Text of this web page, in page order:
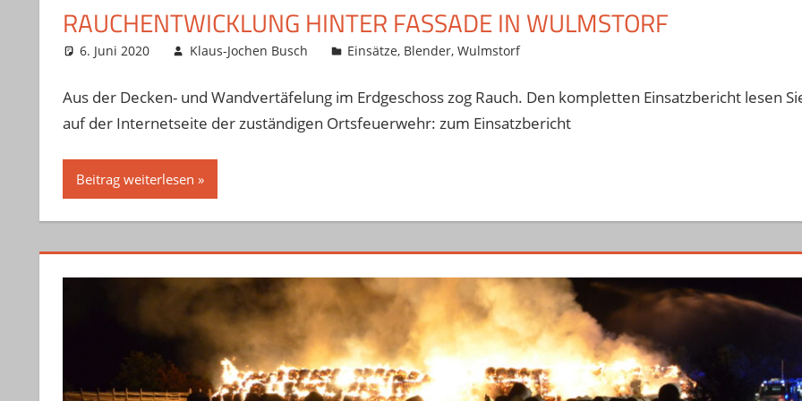
RAUCHENTWICKLUNG HINTER FASSADE IN WULMSTORF
6. Juni 2020 Klaus-Jochen Busch Einsätze, Blender,Wulmstorf
Aus der Decken- und Wandvertäfelung im Erdgeschoss zog Rauch. Den kompletten Einsatzbericht lesen
auf der Internetseite der zuständigen Ortsfeuerwehr: zum Einsatzbericht
Beitrag weiterlesen